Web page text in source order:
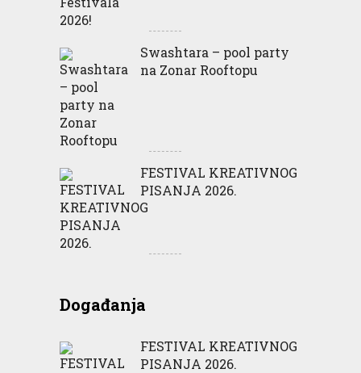
Swashtara – pool party
na Zonar Rooftopu
FESTIVAL KREATIVNOG
PISANJA 2026.
Događanja
FESTIVAL KREATIVNOG
PISANJA 2026.